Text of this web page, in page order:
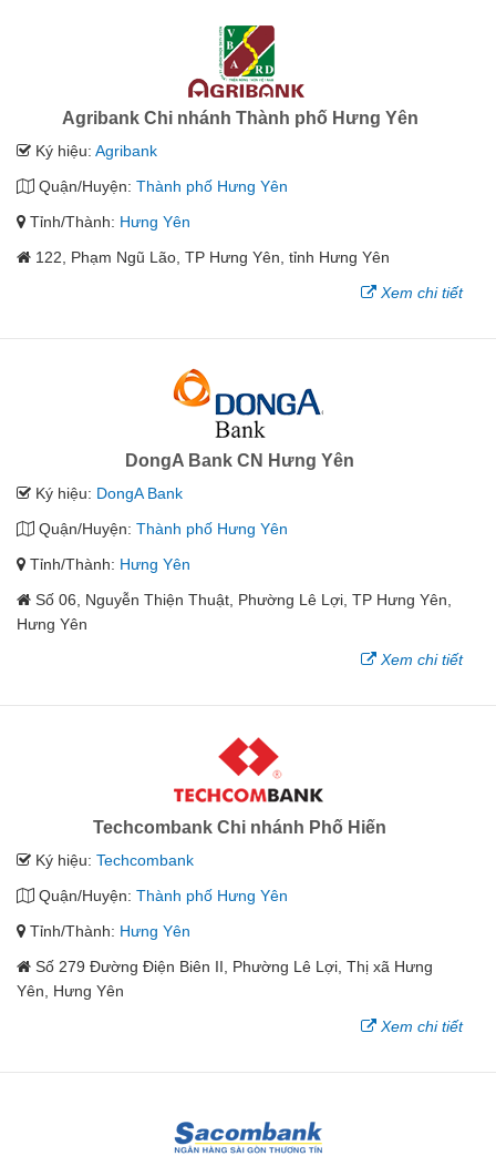
Agribank Chi nhánh Thành phố Hưng Yên
Ký hiệu: Agribank
Quận/Huyện: Thành phố Hưng Yên
Tỉnh/Thành: Hưng Yên
122, Phạm Ngũ Lão, TP Hưng Yên, tỉnh Hưng Yên
Xem chi tiết
DongA Bank CN Hưng Yên
Ký hiệu: DongA Bank
Quận/Huyện: Thành phố Hưng Yên
Tỉnh/Thành: Hưng Yên
Số 06, Nguyễn Thiện Thuật, Phường Lê Lợi, TP Hưng Yên,
Hưng Yên
Xem chi tiết
Techcombank Chi nhánh Phố Hiến
Ký hiệu: Techcombank
Quận/Huyện: Thành phố Hưng Yên
Tỉnh/Thành: Hưng Yên
Số 279 Đường Điện Biên II, Phường Lê Lợi, Thị xã Hưng
Yên, Hưng Yên
Xem chi tiết